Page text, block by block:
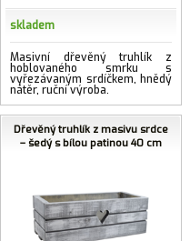
skladem
Masivní dřevěný truhlík z
hoblovaného smrku s
vyřezávaným srdíčkem, hnědý
nátěr, ruční výroba.
Dřevěný truhlík z masivu srdce
– šedý s bílou patinou 40 cm